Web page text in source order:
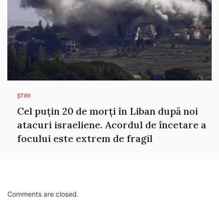
ȘTIRI
Cel puțin 20 de morți în Liban după noi
atacuri israeliene. Acordul de încetare a
focului este extrem de fragil
Comments are closed.